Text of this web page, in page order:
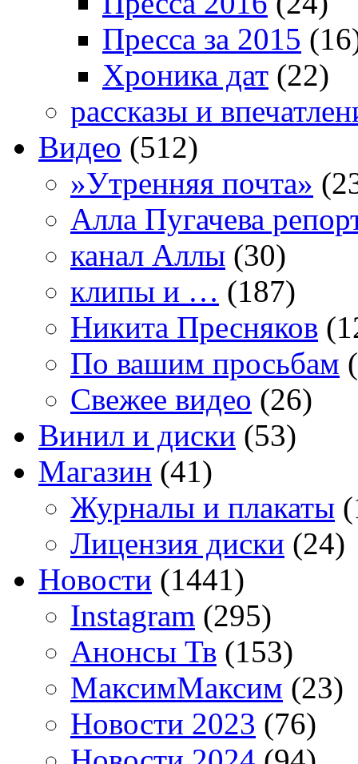
Пресса за 2015
Хроника дат (22)
рассказы и
Видео (512)
»Утренняя почта»
Алла Пугачева
канал Аллы (30)
клипы и … (187)
Никита Пресняков
По вашим просьбам
Свежее видео (26)
Винил и диски (53)
Магазин (41)
Журналы и плакаты
Лицензия диски (24)
Новости (1441)
Instagram (295)
Анонсы Тв (153)
МаксимМаксим (23)
Новости 2023 (76)